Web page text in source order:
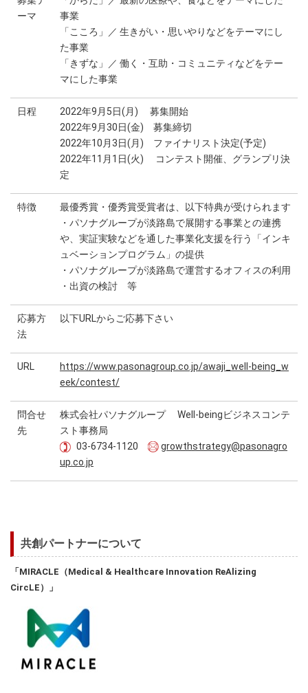
ーマ
事業
「こころ」／ 生きがい・思いやりなどをテーマにし
た事業
「きずな」／ 働く・互助・コミュニティなどをテー
マにした事業
日程
2022年9月5日(月) 募集開始
2022年9月30日(金) 募集締切
2022年10月3日(月) ファイナリスト決定(予定)
2022年11月1日(火) コンテスト開催、グランプリ決
定
特徴
最優秀賞・優秀賞受賞者は、以下特典が受けられます
・パソナグループが淡路島で展開する事業との連携
や、実証実験などを通した事業化支援を行う「インキ
ュベーションプログラム」の提供
・パソナグループが淡路島で運営するオフィスの利用
・出資の検討 等
応募方
法
以下URLからご応募下さい
URL
https://www.pasonagroup.co.jp/awaji_well-being_w
eek/contest/
問合せ
先
株式会社パソナグループ Well-beingビジネスコンテ
スト事務局
03-6734-1120
growthstrategy@pasonagro
up.co.jp
共創パートナーについて
「MIRACLE（Medical & Healthcare Innovation ReAlizing
CircLE）」